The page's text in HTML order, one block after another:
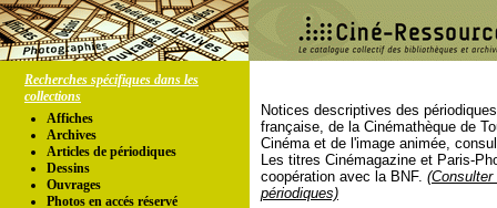
Recherches spécifiques dans les
collections
Affiches
Archives
Articles de périodiques
Dessins
Ouvrages
Photos en accés réservé
Notices descriptives des
française, de la Cinémathèque de
Cinéma et de l'image animée,
Les titres Cinémagazine et Paris-
coopération avec la BNF.
périodiques)